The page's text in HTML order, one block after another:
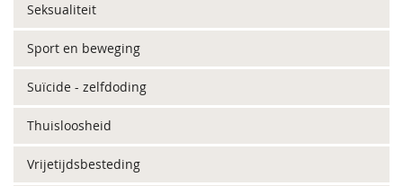
Seksualiteit
Sport en beweging
Suïcide - zelfdoding
Thuisloosheid
Vrijetijdsbesteding